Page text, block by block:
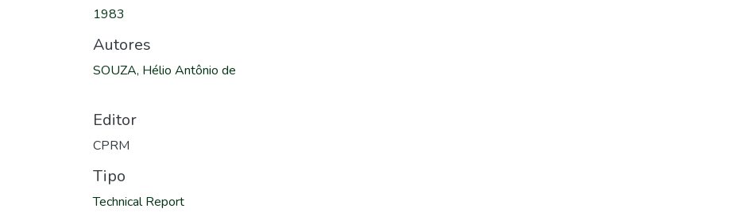
1983
Autores
SOUZA, Hélio Antônio de
Editor
CPRM
Tipo
Technical Report